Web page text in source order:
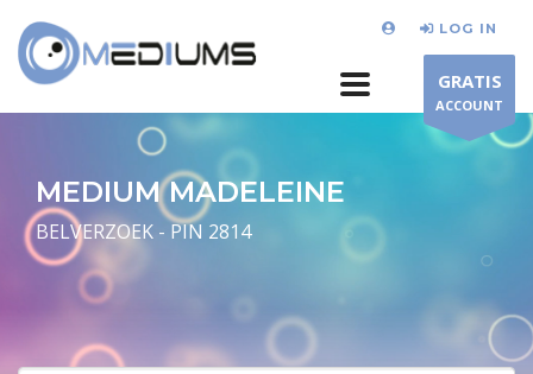
LOG IN
GRATIS
ACCOUNT
MEDIUM MADELEINE
BELVERZOEK - PIN 2814